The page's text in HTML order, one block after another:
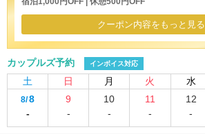
クーポン内容をもっと見る
カップルズ予約 インボイス対応
土 日 月 火 水
8/8
-
9
-
10
-
11
-
12
-